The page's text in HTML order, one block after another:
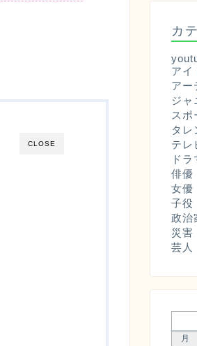
CLOSE
カ
アイ
アー
ジャ
スポ
タレ
テレ
ドラ
俳優
女優
子役
政治
災害
芸人
月